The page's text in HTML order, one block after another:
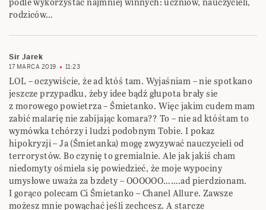
rodziców…
Sir Jarek
17 MARCA 2019 11:23
LOL – oczywiście, że ad któś tam. Wyjaśniam – nie spotkano
jeszcze przypadku, żeby idee bądź głupota brały sie
z morowego powietrza – Śmietanko. Więc jakim cudem mam
zabić malarię nie zabijając komara?? To – nie ad któśtam to
wymówka tchórzy i ludzi podobnym Tobie. I pokaz
hipokryzji – Ja (Śmietanka) mogę zwyzywać nauczycieli od
terrorystów. Bo czynię to gremialnie. Ale jak jakiś cham
niedomyty ośmiela się powiedzieć, że moje wypociny
umysłowe uważa za bzdety – OOOOOO…….ad pierdzionam.
I gorąco polecam Ci Śmietanko – Chanel Allure. Zawsze
możesz mnie powąchać jeśli zechcesz. A starcze